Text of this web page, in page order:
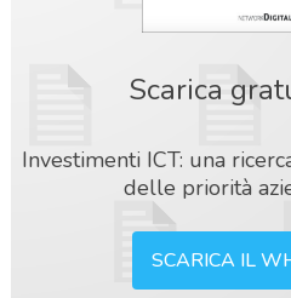
Scarica
Investimenti ICT: una
delle priorità
SCARICA IL